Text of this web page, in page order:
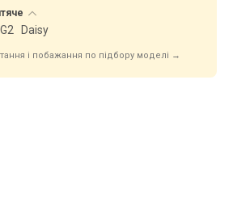
Daisy
і побажання по підбору моделі →